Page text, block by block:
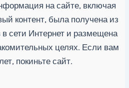
на сайте, включая
контент, была получена из
сети Интернет и размещена
целях. Если вам
покиньте сайт.